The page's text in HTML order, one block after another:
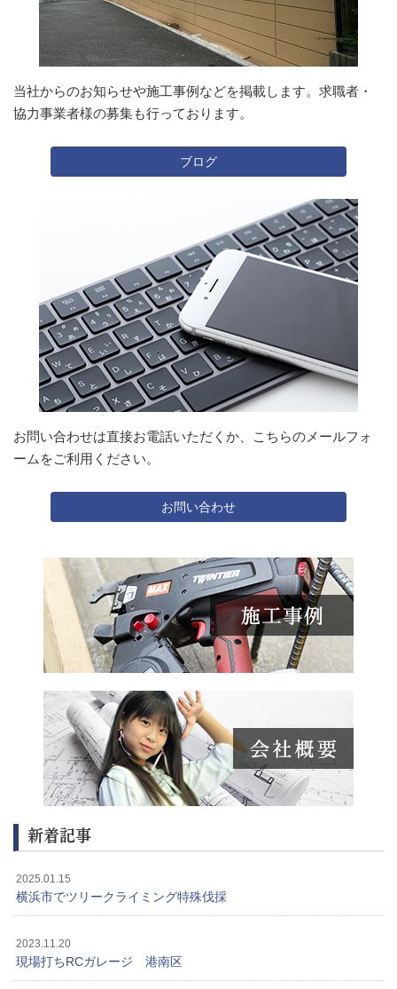
当社からのお知らせや施工事例などを掲載します。求職者・
協力事業者様の募集も行っております。
ブログ
お問い合わせは直接お電話いただくか、こちらのメールフォ
ームをご利用ください。
お問い合わせ
新着記事
2025.01.15
横浜市でツリークライミング特殊伐採
2023.11.20
現場打ちRCガレージ 港南区